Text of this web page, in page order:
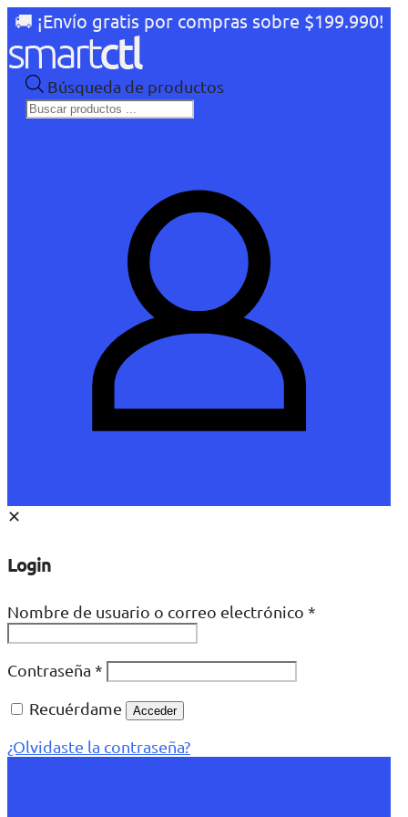
🚚 ¡Envío gratis por compras sobre $199.990!
Búsqueda de productos
✕
Login
Nombre de usuario o correo electrónico *
Contraseña *
Recuérdame
Acceder
¿Olvidaste la contraseña?